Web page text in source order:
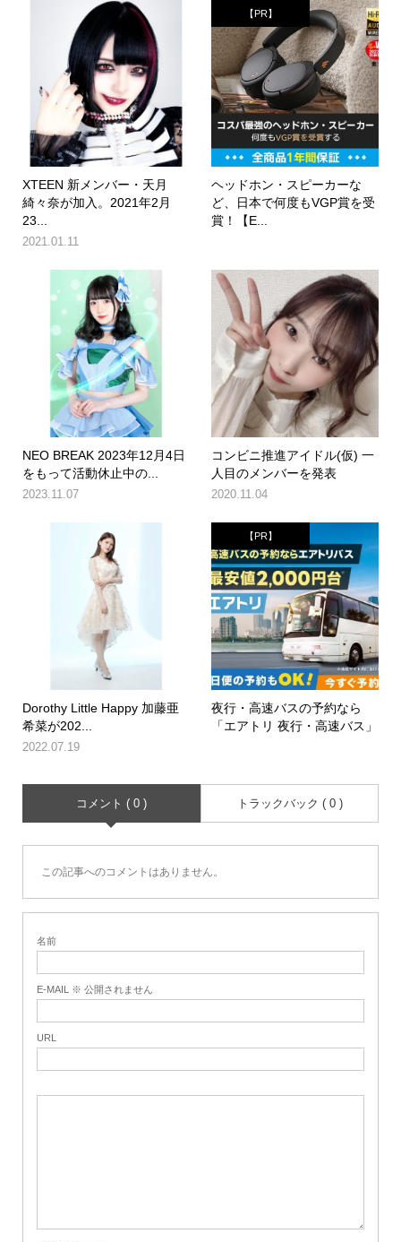
XTEEN 新メンバー・天月
綺々奈が加入。2021年2月
23...
2021.01.11
【PR】
ヘッドホン・スピーカーな
ど、日本で何度もVGP賞を受
賞！【E...
NEO BREAK 2023年12月4日
をもって活動休止中の...
2023.11.07
コンビニ推進アイドル(仮) 一
人目のメンバーを発表
2020.11.04
Dorothy Little Happy 加藤亜
希菜が202...
2022.07.19
【PR】
夜行・高速バスの予約なら
「エアトリ 夜行・高速バス」
コメント ( 0 ) トラックバック ( 0 )
この記事へのコメントはありません。
名前
E-MAIL ※ 公開されません
URL